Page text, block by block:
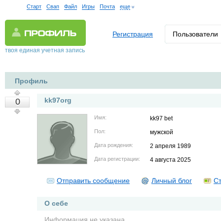
Старт Свап Файл Игры Почта еще
твоя единая учетная запись
Регистрация Пользователи
Профиль
0 kk97org
Имя: kk97 bet
Пол: мужской
Дата рождения: 2 апреля 1989
Дата регистрации: 4 августа 2025
Отправить сообщение Личный блог
О себе